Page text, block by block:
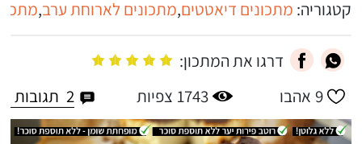
קטגוריה: מתכונים דיאטטים,מתכונים לארוחת ערב,
דרגו את המתכון:
9 אהבו 1743 צפיות 2 תגובות